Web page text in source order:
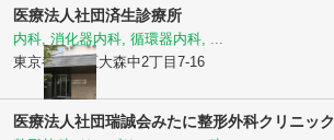
医療法人社団済生診療所
内科, 消化器内科, 循環器内科, ...
東京都大田区大森中2丁目7-16
医療法人社団瑞誠会みたに整形外科クリニック